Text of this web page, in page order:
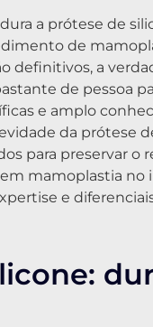
a prótese de
de
definitivos, a
de pessoa
e amplo
da prótese
para preservar o
mamoplastia no
e